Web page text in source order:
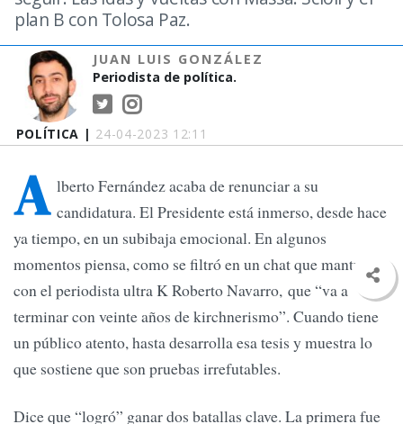
POLÍTICA | 24-04-2023 12:11
plan B con Tolosa Paz.
JUAN LUIS GONZÁLEZ
Periodista de política.
A lberto Fernández acaba de renunciar a su
candidatura. El Presidente está inmerso, desde hace
ya tiempo, en un subibaja emocional. En algunos
momentos piensa, como se filtró en un chat que mantuvo
con el periodista ultra K Roberto Navarro, que “va a
terminar con veinte años de kirchnerismo”. Cuando tiene
un público atento, hasta desarrolla esa tesis y muestra lo
que sostiene que son pruebas irrefutables.
Dice que “logró” ganar dos batallas clave. La primera fue